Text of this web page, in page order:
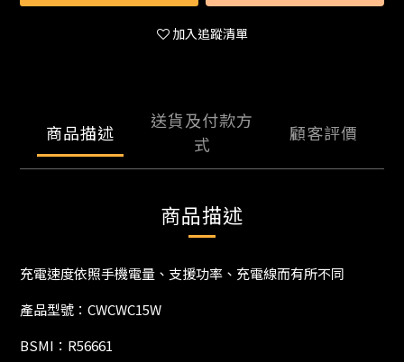
加入追蹤清單
商品描述
送貨及付款方
式
顧客評價
商品描述
充電速度依照手機電量、支援功率、充電線而有所不同
產品型號：CWCWC15W
BSMI：R56661